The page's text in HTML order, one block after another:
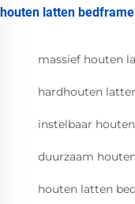
houten latten bedframe
massief houten
hardhouten
instelbaar
duurzaam
houten latten